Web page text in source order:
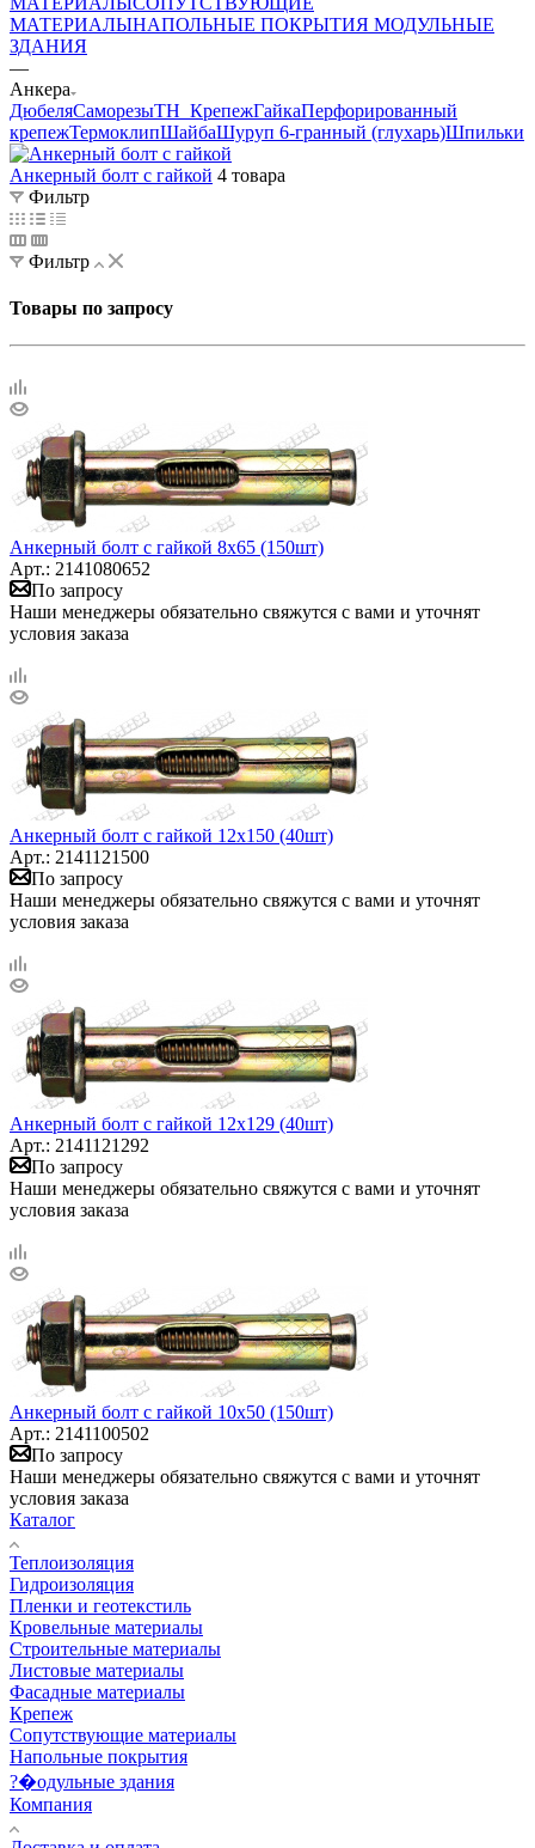
МАТЕРИАЛЫНАПОЛЬНЫЕ ПОКРЫТИЯ МОДУЛЬНЫЕ
ЗДАНИЯ
—
Анкера
ДюбеляСаморезыТН_КрепежГайкаПерфорированный
крепежТермоклипШайбаШуруп 6-гранный (глухарь)Шпильки
Анкерный болт с гайкой 4 товара
Фильтр
Фильтр
Товары по запросу
Анкерный болт с гайкой 8х65 (150шт)
Арт.: 2141080652
По запросу
Наши менеджеры обязательно свяжутся с вами и уточнят
условия заказа
Анкерный болт с гайкой 12х150 (40шт)
Арт.: 2141121500
По запросу
Наши менеджеры обязательно свяжутся с вами и уточнят
условия заказа
Анкерный болт с гайкой 12х129 (40шт)
Арт.: 2141121292
По запросу
Наши менеджеры обязательно свяжутся с вами и уточнят
условия заказа
Анкерный болт с гайкой 10х50 (150шт)
Арт.: 2141100502
По запросу
Наши менеджеры обязательно свяжутся с вами и уточнят
условия заказа
Каталог
Теплоизоляция
Гидроизоляция
Пленки и геотекстиль
Кровельные материалы
Строительные материалы
Листовые материалы
Фасадные материалы
Крепеж
Сопутствующие материалы
Напольные покрытия
?�одульные здания
Компания